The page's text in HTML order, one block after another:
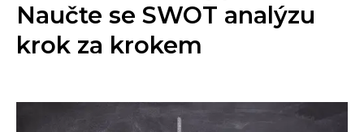
Naučte se SWOT analýzu
krok za krokem